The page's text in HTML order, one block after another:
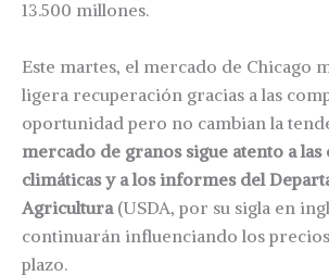
13.500 millones.
Este martes, el mercado de Chicago
ligera recuperación gracias a las
oportunidad pero no cambian la
mercado de granos sigue atento a
climáticas y a los informes del
Agricultura(USDA, por su sigla en
continuarán influenciando los
plazo.